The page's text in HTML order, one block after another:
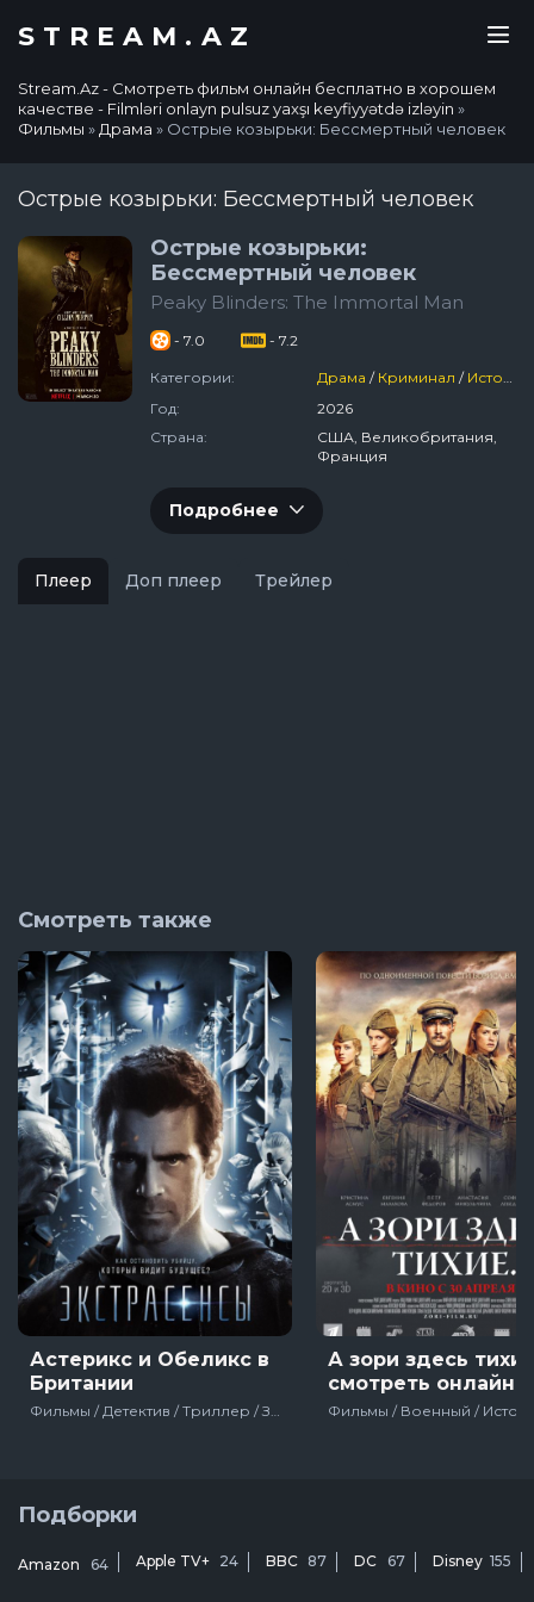
STREAM.AZ
Stream.Az - Смотреть фильм онлайн бесплатно в хорошем
качестве - Filmləri onlayn pulsuz yaxşı keyfiyyətdə izləyin »
Фильмы » Драма » Острые козырьки: Бессмертный человек
Острые козырьки: Бессмертный человек
Острые козырьки:
Бессмертный человек
Peaky Blinders: The Immortal Man
- 7.0 - 7.2
Категории: Драма / Криминал / Исторический
Год:
2026
Страна:
США, Великобритания,
Франция
Подробнее
Плеер Доп плеер Трейлер
Смотреть также
Астерикс и Обеликс в
Британии
А зори здесь
смотреть онлайн
Подборки
Amazon 64 Apple TV+ 24 BBC 87 DC 67 Disney 155